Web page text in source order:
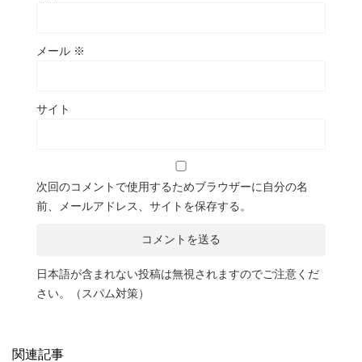
メール ※
サイト
次回のコメントで使用するためブラウザーに自分の名
前、メールアドレス、サイトを保存する。
日本語が含まれない投稿は無視されますのでご注意くだ
さい。（スパム対策）
関連記事